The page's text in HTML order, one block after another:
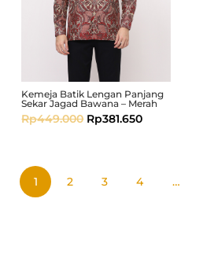
Kemeja Batik Lengan Panjang
Sekar Jagad Bawana – Merah
Rp449.000 Rp381.650
1 2 3 4 …